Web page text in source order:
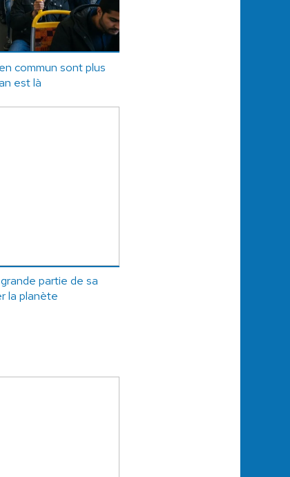
commun sont plus
est là
partie de sa
la planète